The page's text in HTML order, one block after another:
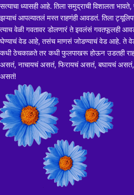
सत्याचा ध्यासही आहे. तिला समुद्राची विशालता
झऱ्याचं आपल्यातलं मस्त राहणंही आवडतं. तिला
त्याच वेळी गवतावर डोलणारं ते इवलंसं गवतफूलही
घेण्याचं वेड आहे, तसंच माणसं जोडण्याचं वेड आहे. ते
कधी ठेचकाळते तर कधी फुलपाखरू होऊन उडतही
असतं, नाचायचं असतं, फिरायचं असतं, बघायचं असतं,
असतं!